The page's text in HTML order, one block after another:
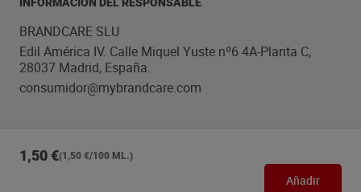
BRANDCARE SLU
Edil América IV. Calle Miquel Yuste nº6 4A-Planta C,
28037 Madrid, España.
consumidor@mybrandcare.com
1,50 €(1,50 €/100 ML.)
Añadir